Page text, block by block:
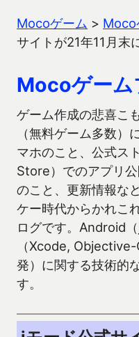
Mocoゲーム > Moco
サイトが21年11月末
Mocoゲーム
ゲーム作成の悲喜こ
（無料ゲーム多数）
マホのこと、公式ス
Store）でのアプリ
のこと、更新情報な
ケー時代からかれこ
ログです。Android
（Xcode,
発）に関する技術的
す。